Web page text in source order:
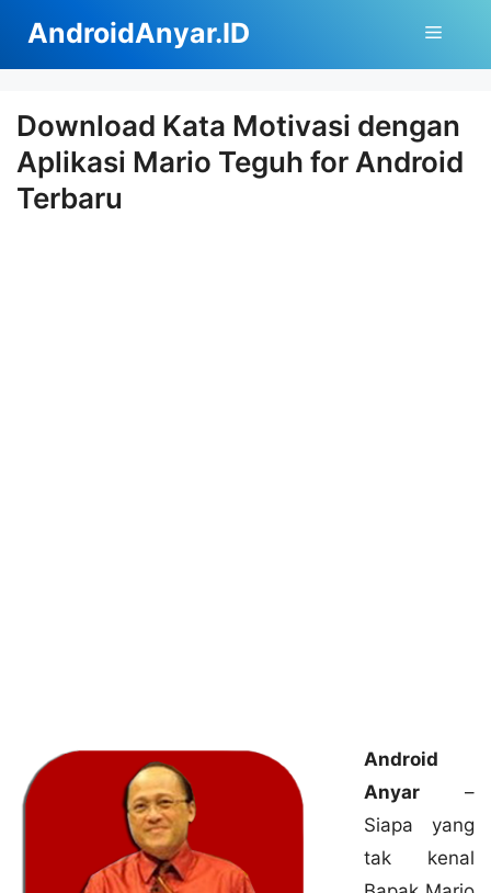
isi
AndroidAnyar.ID Menu
Download Kata Motivasi dengan
Aplikasi Mario Teguh for Android
Terbaru
Android
Anyar –
Siapa yang
tak kenal